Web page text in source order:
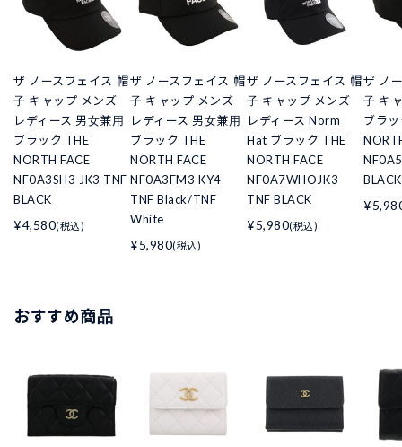
ザ ノースフェイス 帽
子 キャップ メンズ
レディース 男女兼用
ブラック THE
NORTH FACE
NF0A3SH3 JK3 TNF
BLACK
¥4,580(税込)
ザ ノースフェイス 帽
子 キャップ メンズ
レディース 男女兼用
ブラック THE
NORTH FACE
NF0A3FM3 KY4
TNF Black/TNF
White
¥5,980(税込)
ザ ノースフェイス 帽
子 キャップ メンズ
レディース Norm
Hat ブラック THE
NORTH FACE
NF0A7WHOJK3
TNF BLACK
¥5,980(税込)
ザ ノ
子 キ
ブラ
BLACK
おすすめ商品